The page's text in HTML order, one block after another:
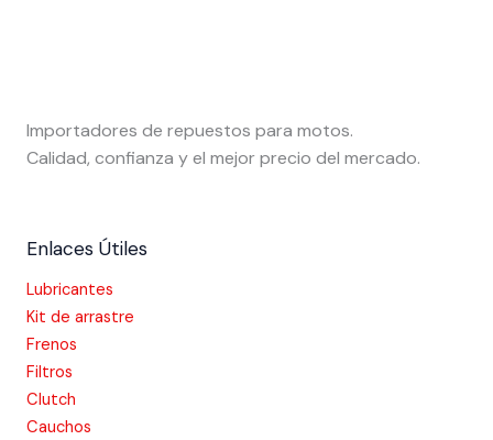
Importadores de repuestos para motos.
Calidad, confianza y el mejor precio del mercado.
Enlaces Útiles
Lubricantes
Kit de arrastre
Frenos
Filtros
Clutch
Cauchos